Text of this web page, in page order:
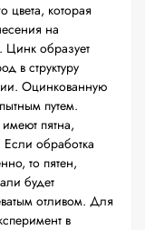
цвета, которая
на
Цинк образует
в структуру
Оцинкованную
путем.
пятна,
обработка
то пятен,
будет
отливом. Для
в